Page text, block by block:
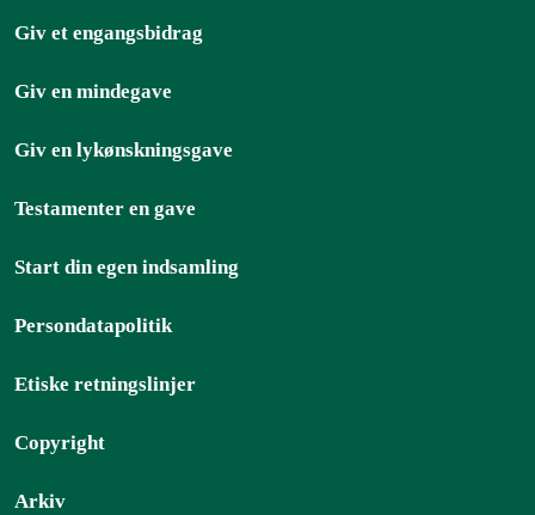
Giv et engangsbidrag
Giv en mindegave
Giv en lykønskningsgave
Testamenter en gave
Start din egen indsamling
Persondatapolitik
Etiske retningslinjer
Copyright
Arkiv